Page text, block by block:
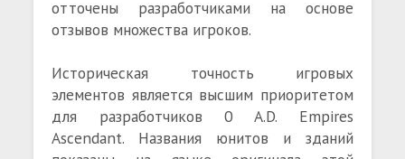
отточены разработчиками на основе
отзывов множества игроков.
Историческая точность игровых
элементов является высшим приоритетом
для разработчиков 0 A.D. Empires
Ascendant. Названия юнитов и зданий